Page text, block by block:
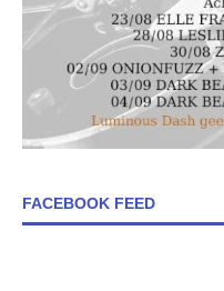
FACEBOOK FEED